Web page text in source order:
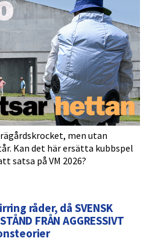
men utan
Kan det här ersätta kubbspel
satsa på VM 2026?
råder, då SVENSK
FRÅN AGGRESSIVT